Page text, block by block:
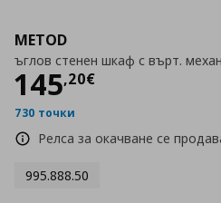
METOD
ъглов стенен шкаф с върт.
145,20€
Цена
730 точки
Релса за окачване се
995.888.50